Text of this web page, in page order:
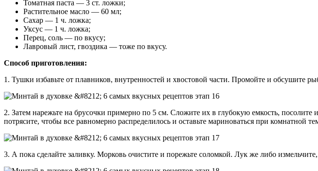
Томатная паста — 3 ст. ложки;
Растительное масло — 60 мл;
Сахар — 1 ч. ложка;
Уксус — 1 ч. ложка;
Перец, соль — по вкусу;
Лавровый лист, гвоздика — тоже по вкусу.
Способ приготовления:
1. Тушки избавьте от плавников, внутренностей и хвостовой части. Промойте и обсушите
2. Затем нарежьте на брусочки примерно по 5 см. Сложите их в глубокую емкость,
потрясите, чтобы все равномерно распределилось и оставьте мариноваться при комнатной
3. А пока сделайте заливку. Морковь очистите и порежьте соломкой. Лук же либо